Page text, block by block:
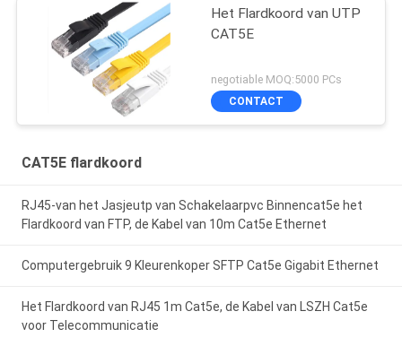
Het Flardkoord van UTP
CAT5E
negotiable MOQ:5000 PCs
CONTACT
CAT5E flardkoord
RJ45-van het Jasjeutp van Schakelaarpvc Binnencat5e het
Flardkoord van FTP, de Kabel van 10m Cat5e Ethernet
Computergebruik 9 Kleurenkoper SFTP Cat5e Gigabit Ethernet
Het Flardkoord van RJ45 1m Cat5e, de Kabel van LSZH Cat5e
voor Telecommunicatie